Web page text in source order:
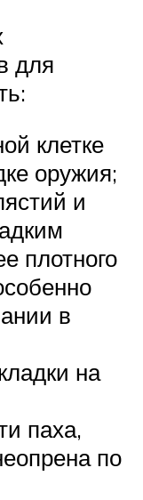
для
клетке
оружия;
и
плотного
в
на
паха,
по